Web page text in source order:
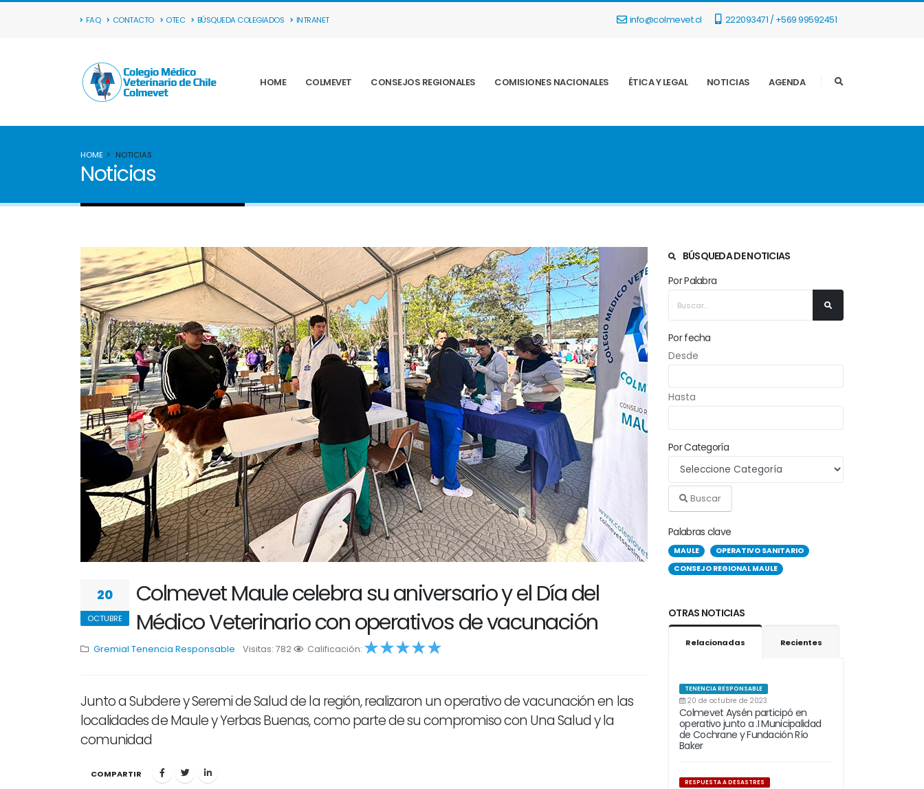
FAQ CONTACTO OTEC BÚSQUEDA COLEGIADOS INTRANET info@colmevet.cl 222093471 / +569 99592451
HOME COLMEVET CONSEJOS REGIONALES COMISIONES NACIONALES ÉTICA Y LEGAL NOTICIAS AGENDA
HOME NOTICIAS
Noticias
BÚSQUEDA DE NOTICIAS
Por Palabra
Por fecha
Desde
Hasta
Por Categoría
Buscar
Palabras clave
MAULE
OPERATIVO SANITARIO
CONSEJO REGIONAL MAULE
OTRAS NOTICIAS
Relacionadas Recientes
TENENCIA RESPONSABLE
20 de octubre de 2023
Colmevet Aysén participó en
operativo junto a .I Municipalidad
de Cochrane y Fundación Río
Baker
RESPUESTA A DESASTRES
20
OCTUBRE
Colmevet Maule celebra su aniversario y el Día del
Médico Veterinario con operativos de vacunación
Gremial Tenencia Responsable Visitas: 782 Calificación:
1 2 3 4 5
Junto a Subdere y Seremi de Salud de la región, realizaron un operativo de vacunación en las
localidades de Maule y Yerbas Buenas, como parte de su compromiso con Una Salud y la
comunidad
COMPARTIR